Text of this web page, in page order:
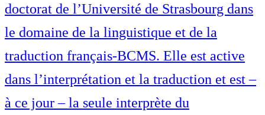
doctorat de l’Université de Strasbourg dans
le domaine de la linguistique et de la
traduction français-BCMS. Elle est active
dans l’interprétation et la traduction et est –
à ce jour – la seule interprète du